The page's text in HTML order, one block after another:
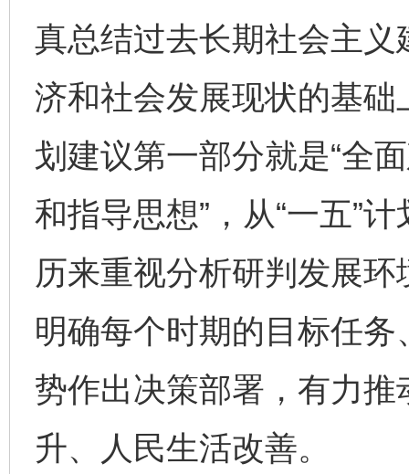
真总结过去长期社会主
济和社会发展现状的基础
划建议第一部分就是“全
和指导思想”，从“一五”
历来重视分析研判发展
明确每个时期的目标任
势作出决策部署，有力
升、人民生活改善。